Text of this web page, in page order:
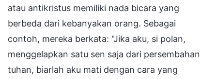
atau antikristus memiliki nada bicara yang
berbeda dari kebanyakan orang. Sebagai
contoh, mereka berkata: "Jika aku, si polan,
menggelapkan satu sen saja dari persembahan
tuhan, biarlah aku mati dengan cara yang